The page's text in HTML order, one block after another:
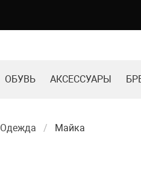
ОБУВЬ АКСЕССУАРЫ
Одежда Майка